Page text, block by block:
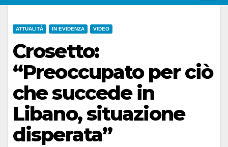
ATTUALITÀ IN EVIDENZA VIDEO
Crosetto:
“Preoccupato per ciò
che succede in
Libano, situazione
disperata”